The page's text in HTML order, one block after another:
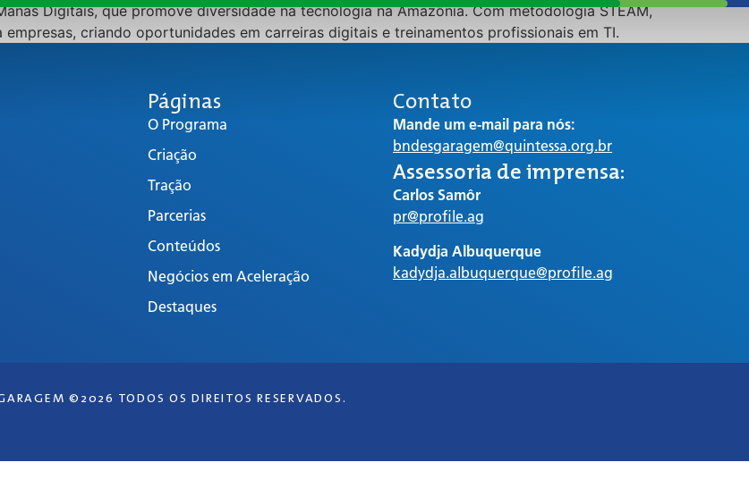
Digitais, que promove diversidade na tecnologia na Amazônia. Com metodologia STEAM,
criando oportunidades em carreiras digitais e treinamentos profissionais em TI.
Páginas
O Programa
Criação
Tração
Parcerias
Conteúdos
Negócios em Aceleração
Destaques
Contato
Mande um e-mail para nós:
bndesgaragem@quintessa.org.br
Assessoria de imprensa:
Carlos Samôr
pr@profile.ag
Kadydja Albuquerque
kadydja.albuquerque@profile.ag
©2026 TODOS OS DIREITOS RESERVADOS.